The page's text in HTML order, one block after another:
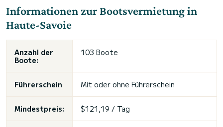
Informationen zur Bootsvermietung in
Haute-Savoie
Anzahl der
Boote:
103 Boote
Führerschein Mit oder ohne Führerschein
Mindestpreis: $121,19 / Tag